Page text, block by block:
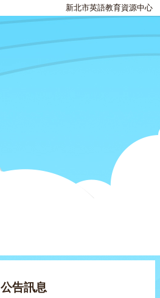
新北市英語教育資源中心
公告訊息